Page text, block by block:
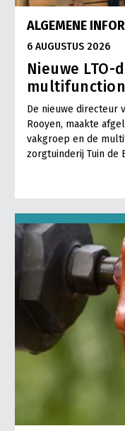
ALGEMENE
6 AUGUSTUS 2026
Nieuwe
De nieuwe directeur
Rooyen, maakte
vakgroep en de
zorgtuinderij Tuin de